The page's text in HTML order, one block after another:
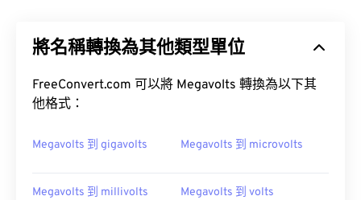
將名稱轉換為其他類型單位
FreeConvert.com 可以將 Megavolts 轉換為以下其
他格式：
Megavolts 到 gigavolts Megavolts 到 microvolts
Megavolts 到 millivolts Megavolts 到 volts